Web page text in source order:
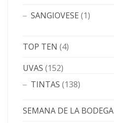
SANGIOVESE (1)
TOP TEN (4)
UVAS (152)
TINTAS (138)
SEMANA DE LA BODEGA